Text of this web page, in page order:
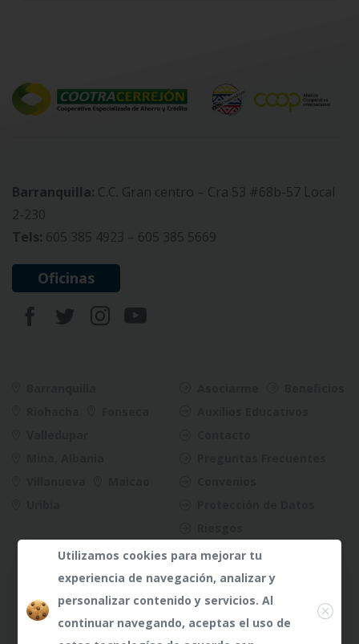
Barranquilla: C.C. Gran centro – Cra 53 #68b-57 Local
2-230
Tels: 605 385 4923 – 605 385 5669
Oficinas
Utilizamos cookies para mejorar tu
experiencia de navegación, analizar y
personalizar contenido y servicios. Al
continuar navegando, aceptas el uso de
Close